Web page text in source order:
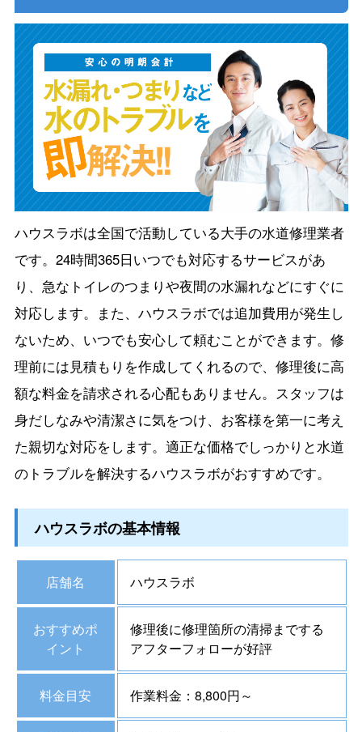
ハウスラボは全国で活動している大手の水道修理業者
です。24時間365日いつでも対応するサービスがあ
り、急なトイレのつまりや夜間の水漏れなどにすぐに
対応します。また、ハウスラボでは追加費用が発生し
ないため、いつでも安心して頼むことができます。修
理前には見積もりを作成してくれるので、修理後に高
額な料金を請求される心配もありません。スタッフは
身だしなみや清潔さに気をつけ、お客様を第一に考え
た親切な対応をします。適正な価格でしっかりと水道
のトラブルを解決するハウスラボがおすすめです。
ハウスラボの基本情報
店舗名 ハウスラボ
おすすめポ
イント
修理後に修理箇所の清掃までする
アフターフォローが好評
料金目安 作業料金：8,800円～